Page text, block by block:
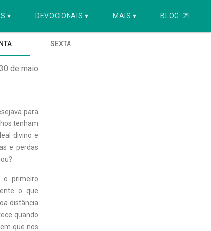
▾ DEVOCIONAIS ▾ MAIS ▾ BLOG ⇱
SEXTA
de maio
para
tenham
divino e
e perdas
o primeiro
o que
distância
quando
que nos